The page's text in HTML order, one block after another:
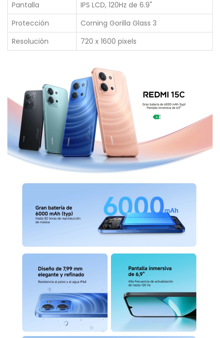
Pantalla
IPS LCD, 120Hz de 6.9"
Protección
Corning Gorilla Glass 3
Resolución
720 x 1600 pixels